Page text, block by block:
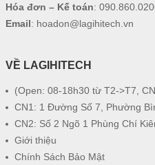
Hóa đơn – Kế toán:
Email: hoadon@lagihitech.vn
VỀ LAGIHITECH
(Open: 08-18h30 từ T2->T7,
CN1: 1 Đường Số 7, Phường
CN2: Số 2 Ngõ 1 Phùng Chí
Giới thiệu
Chính Sách Bảo Mật